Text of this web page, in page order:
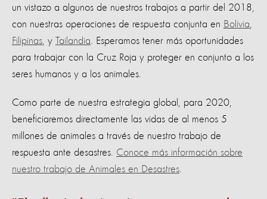
un vistazo a algunos de nuestros trabajos a partir del 2018,
con nuestras operaciones de respuesta conjunta en Bolivia
Filipinas , y Tailandia . Esperamos tener más oportunidades
para trabajar con la Cruz Roja y proteger en conjunto a los
seres humanos y a los animales.
Como parte de nuestra estrategia global, para 2020,
beneficiaremos directamente las vidas de al menos 5
millones de animales a través de nuestro trabajo de
respuesta ante desastres. Conoce más información sobre
nuestro trabajo de Animales en Desastres